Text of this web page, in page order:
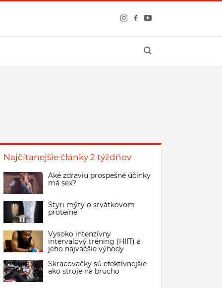
Najčítanejšie články 2 týždňov
Aké zdraviu prospešné účinky
má sex?
Štyri mýty o srvátkovom
proteíne
Vysoko intenzívny
intervalový tréning (HIIT) a
jeho najväčšie výhody
Skracovačky sú efektívnejšie
ako stroje na brucho